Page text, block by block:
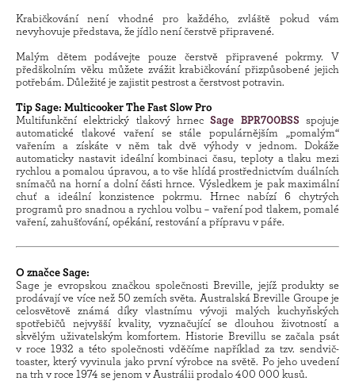
Krabičkování není vhodné pro každého, zvláště pokud vám
nevyhovuje představa, že jídlo není čerstvě připravené.
Malým dětem podávejte pouze čerstvě připravené pokrmy. V
předškolním věku můžete zvážit krabičkování přizpůsobené jejich
potřebám. Důležité je zajistit pestrost a čerstvost potravin.
Tip Sage: Multicooker The Fast Slow Pro
Multifunkční elektrický tlakový hrnecSage BPR700BSS spojuje
automatické tlakové vaření se stále populárnějším „pomalým“
vařením a získáte v něm tak dvě výhody v jednom. Dokáže
automaticky nastavit ideální kombinaci času, teploty a tlaku mezi
rychlou a pomalou úpravou, a to vše hlídá prostřednictvím duálních
snímačů na horní a dolní části hrnce. Výsledkem je pak maximální
chuť a ideální konzistence pokrmu. Hrnec nabízí 6 chytrých
programů pro snadnou a rychlou volbu – vaření pod tlakem, pomalé
vaření, zahušťování, opékání, restování a přípravu v páře.
O značce Sage:
Sage je evropskou značkou společnosti Breville, jejíž produkty se
prodávají ve více než 50 zemích světa. Australská Breville Groupe je
celosvětově známá díky vlastnímu vývoji malých kuchyňských
spotřebičů nejvyšší kvality, vyznačující se dlouhou životností a
skvělým uživatelským komfortem. Historie Brevillu se začala psát
v roce 1932 a této společnosti vděčíme například za tzv. sendvič-
toaster, který vyvinula jako první výrobce na světě. Po jeho uvedení
na trh v roce 1974 se jenom v Austrálii prodalo 400 000 kusů.